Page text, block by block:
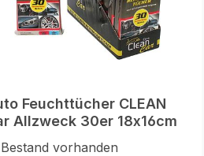
Feuchttücher CLEAN
Allzweck 30er 18x16cm
Bestand vorhanden